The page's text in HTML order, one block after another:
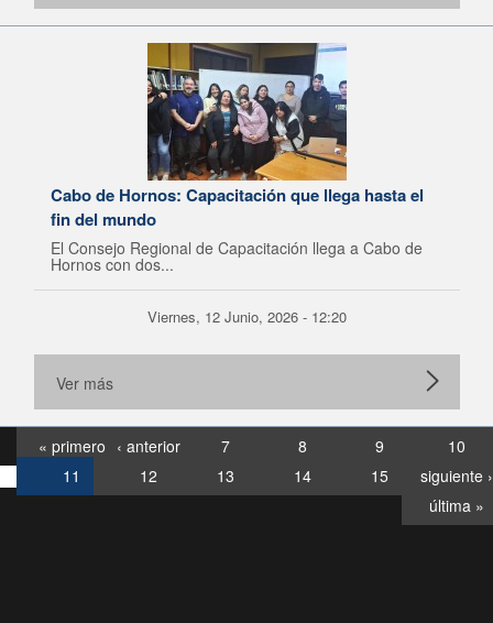
Cabo de Hornos: Capacitación que llega hasta el
fin del mundo
El Consejo Regional de Capacitación llega a Cabo de
Hornos con dos...
Viernes, 12 Junio, 2026 - 12:20
Ver más
« primero ‹ anterior 7 8 9
10
11
12 13 14 15
siguiente ›
última »